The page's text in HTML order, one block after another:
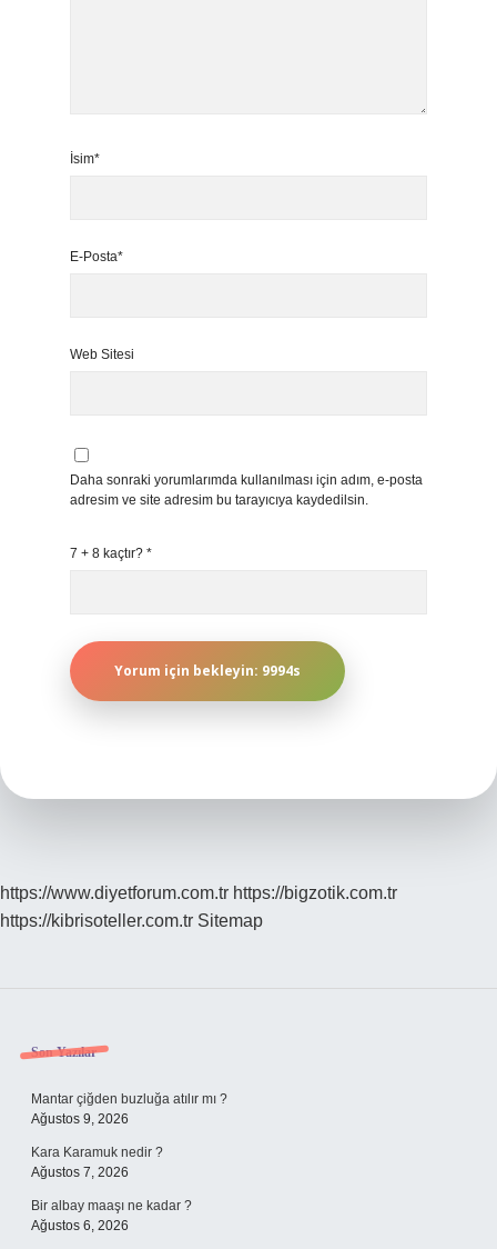
İsim*
E-Posta*
Web Sitesi
Daha sonraki yorumlarımda kullanılması için adım, e-posta
adresim ve site adresim bu tarayıcıya kaydedilsin.
7 + 8 kaçtır? *
https://www.diyetforum.com.tr https://bigzotik.com.tr
https://kibrisoteller.com.tr Sitemap
Sidebar
Son Yazılar
Mantar çiğden buzluğa atılır mı ?
Ağustos 9, 2026
Kara Karamuk nedir ?
Ağustos 7, 2026
Bir albay maaşı ne kadar ?
Ağustos 6, 2026